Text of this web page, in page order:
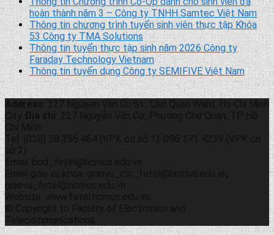
hoàn thành năm 3 – Công ty TNHH Samtec Việt Nam
Thông tin chương trình tuyển sinh viên thực tập Khóa
53 Công ty TMA Solutions
Thông tin tuyển thực tập sinh năm 2026 Công ty
Faraday Technology Vietnam
Thông tin tuyển dụng Công ty SEMIFIVE Việt Nam
Address
: 227 Nguyen Van Cu St., Cho Quan Ward, Ho Chi Minh
Địa chỉ
: 227 Nguyễn Văn Cừ, Phường Chợ Quán, TP. Hồ
Chí Minh
Tel: (028) 38 356 464 (VPK cơ sở 1), 096 171 4239 (VPK cơ
sở 2)
Email: bod_fetel@hcmus.edu.vn
Email giáo vụ khoa: giaovu_clc_fetel@hcmus.edu.vn;
giaovu_fetel@hcmus.edu.vn
Website: www.fetel.hcmus.edu.vn
© Copyright to Faculty of Electronics and
Telecommunications